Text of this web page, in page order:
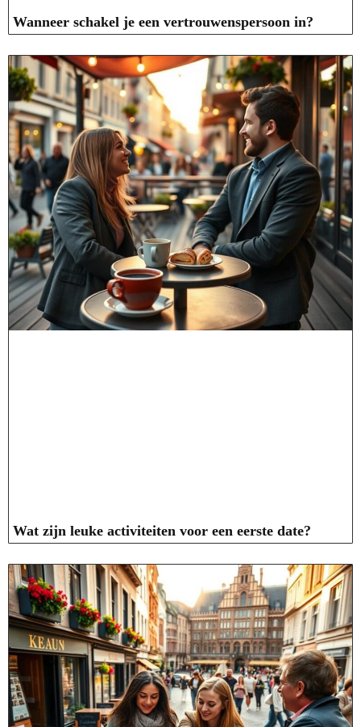
Wanneer schakel je een vertrouwenspersoon in?
Wat zijn leuke activiteiten voor een eerste date?